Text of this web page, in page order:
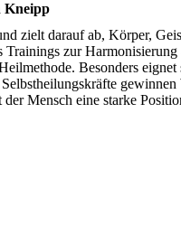
Kneipp
zielt darauf ab, Körper,
zur
Besonders
Mensch eine starke